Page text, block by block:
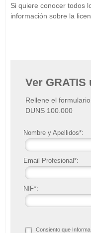
Si quiere conocer todos
información sobre la
Ver
Rellene el
DUNS 100.000
Nombre y Apellidos*:
Email Profesional*:
NIF*:
Consiento que